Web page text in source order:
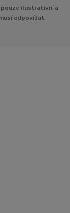
pouze ilustrativní a
odpovídat